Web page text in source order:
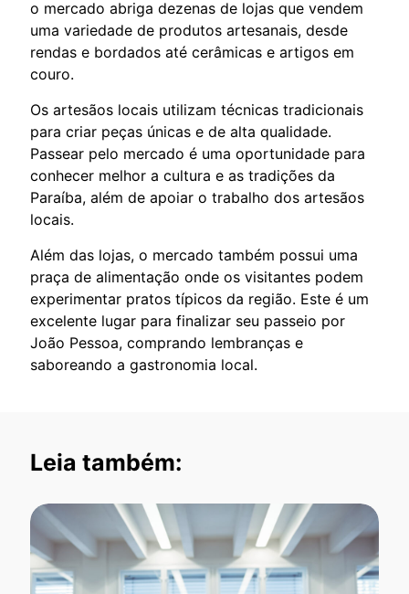
o mercado abriga dezenas de lojas que vendem
uma variedade de produtos artesanais, desde
rendas e bordados até cerâmicas e artigos em
couro.
Os artesãos locais utilizam técnicas tradicionais
para criar peças únicas e de alta qualidade.
Passear pelo mercado é uma oportunidade para
conhecer melhor a cultura e as tradições da
Paraíba, além de apoiar o trabalho dos artesãos
locais.
Além das lojas, o mercado também possui uma
praça de alimentação onde os visitantes podem
experimentar pratos típicos da região. Este é um
excelente lugar para finalizar seu passeio por
João Pessoa, comprando lembranças e
saboreando a gastronomia local.
Leia também: